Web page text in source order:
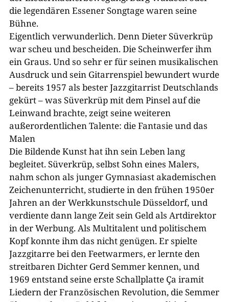
die legendären Essener Songtage waren seine
Bühne.
Eigentlich verwunderlich. Denn Dieter Süverkrüp
war scheu und bescheiden. Die Scheinwerfer ihm
ein Graus. Und so sehr er für seinen musikalischen
Ausdruck und sein Gitarrenspiel bewundert wurde
– bereits 1957 als bester Jazzgitarrist Deutschlands
gekürt – was Süverkrüp mit dem Pinsel auf die
Leinwand brachte, zeigt seine weiteren
außerordentlichen Talente: die Fantasie und das
Malen
Die Bildende Kunst hat ihn sein Leben lang
begleitet. Süverkrüp, selbst Sohn eines Malers,
nahm schon als junger Gymnasiast akademischen
Zeichenunterricht, studierte in den frühen 1950er
Jahren an der Werkkunstschule Düsseldorf, und
verdiente dann lange Zeit sein Geld als Artdirektor
in der Werbung. Als Multitalent und politischem
Kopf konnte ihm das nicht genügen. Er spielte
Jazzgitarre bei den Feetwarmers, er lernte den
streitbaren Dichter Gerd Semmer kennen, und
1969 entstand seine erste Schallplatte Ça iramit
Liedern der Französischen Revolution, die Semmer